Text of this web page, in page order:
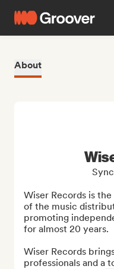
About
Wiser Records is
of the music
promoting
for almost 20 years.
Wiser Records
professionals and a